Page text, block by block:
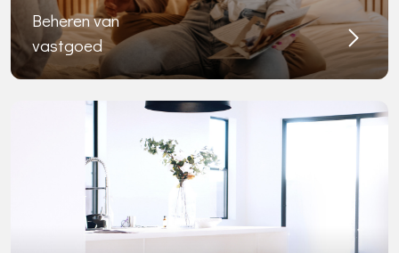
Beheren van
vastgoed